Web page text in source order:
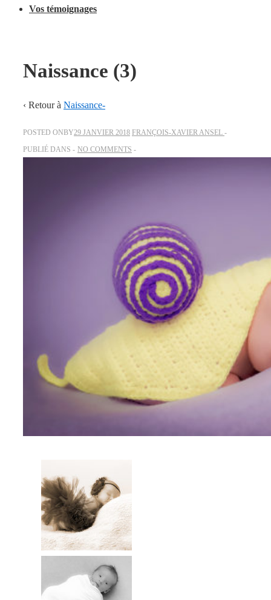
Vos témoignages
Naissance (3)
‹ Retour à Naissance-
POSTED ONBY29 JANVIER 2018 FRANÇOIS-XAVIER ANSEL
PUBLIÉ DANS
NO COMMENTS